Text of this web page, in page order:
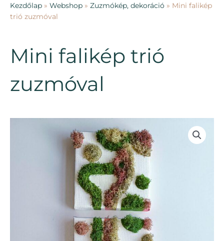
Kezdőlap » Webshop » Zuzmókép, dekoráció » Mini falikép
trió zuzmóval
Mini falikép trió
zuzmóval